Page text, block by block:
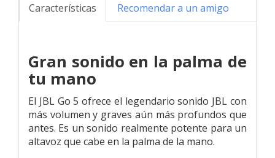
Características Recomendar a un amigo
Gran sonido en la palma de
tu mano
El JBL Go 5 ofrece el legendario sonido JBL con
más volumen y graves aún más profundos que
antes. Es un sonido realmente potente para un
altavoz que cabe en la palma de la mano.